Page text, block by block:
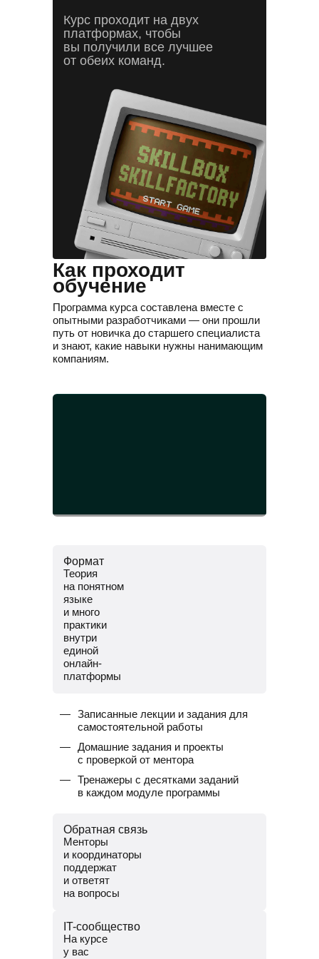
Курс проходит на двух
платформах, чтобы
вы получили все лучшее
от обеих команд.
Как проходит
обучение
Программа курса составлена вместе с
опытными разработчиками — они прошли
путь от новичка до старшего специалиста
и знают, какие навыки нужны нанимающим
компаниям.
Формат
Теория
на понятном
языке
и много
практики
внутри
единой
онлайн-
платформы
Записанные лекции и задания для
самостоятельной работы
Домашние задания и проекты
с проверкой от ментора
Тренажеры с десятками заданий
в каждом модуле программы
Обратная связь
Менторы
и координаторы
поддержат
и ответят
на вопросы
Помогут разобраться в темах и
проверят домашние задания.
IT-сообщество
На курсе
у вас
Часто задаваемые
вопросы